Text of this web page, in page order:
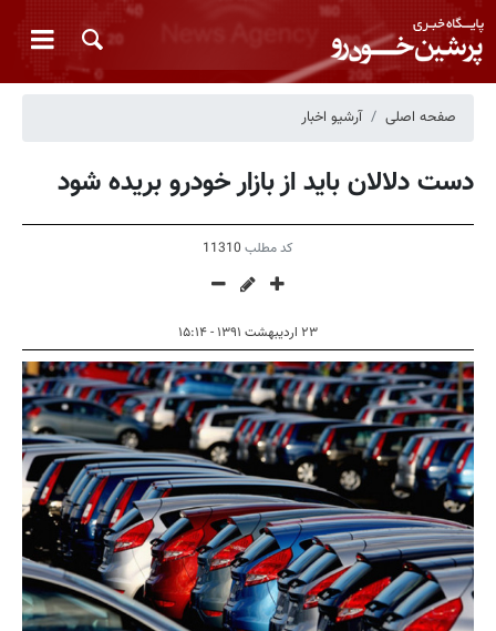
صفحه اصلی آرشیو اخبار
دست دلالان باید از بازار خودرو بریده شود
کد مطلب 11310
۲۳ اردیبهشت ۱۳۹۱ - ۱۵:۱۴